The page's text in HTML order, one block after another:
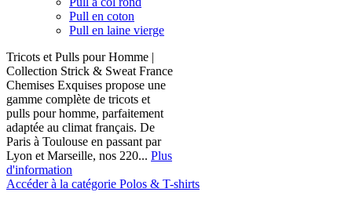
Pull en coton
Pull en laine vierge
Tricots et Pulls pour Homme |
Collection Strick & Sweat France
Chemises Exquises propose une
gamme complète de tricots et
pulls pour homme, parfaitement
adaptée au climat français. De
Paris à Toulouse en passant par
Lyon et Marseille, nos 220... Plus
d'information
Accéder à la catégorie Polos & T-shirts